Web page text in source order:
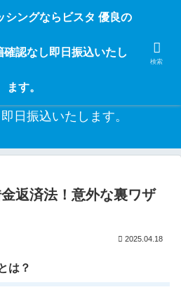
なら24時間365日 在籍確認なしで借りれる
！仕事をしている人ならブラックでも給料
資で借りられるから安心！
グならビスタ 優良の即日融資
日振込いたします。
金返済法！意外な裏ワザ
2025.04.18
は？
シングならビスタ 優良の
確認なし即日振込いたし
ます。
検索